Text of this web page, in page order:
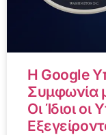
Η Google
Συμφωνία
Οι Ίδιοι